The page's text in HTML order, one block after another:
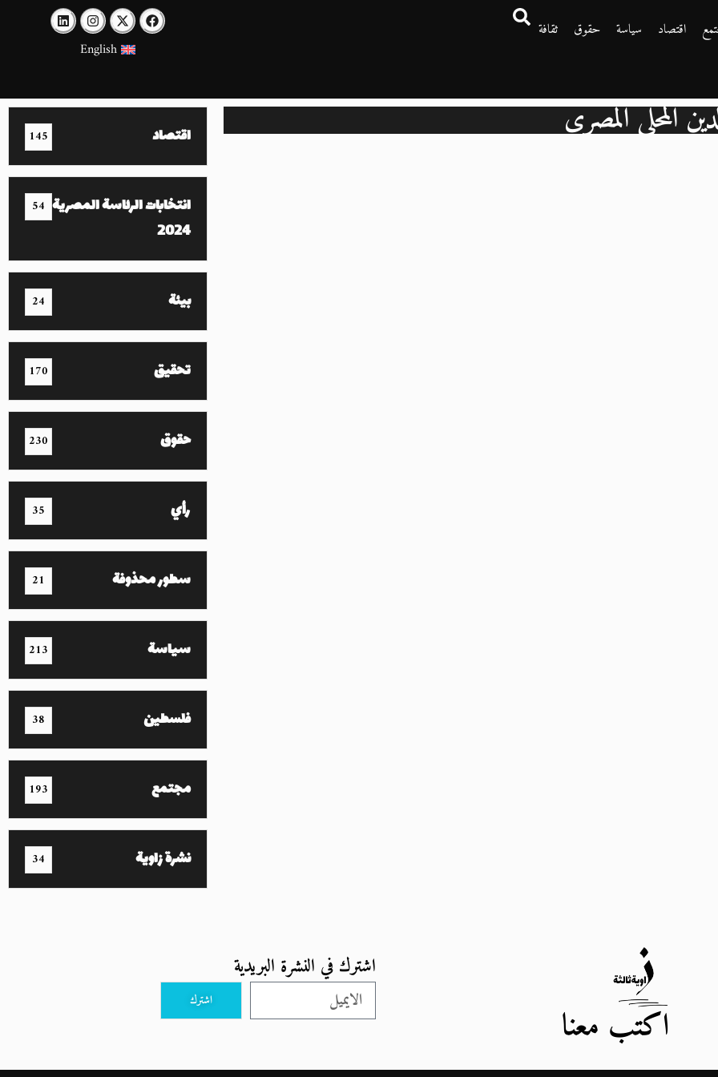
اقتصاد سياسة حقوق
ثقافة
English
المحلي المصري اقتصاد 145
انتخابات الرئاسة المصرية
2024
54
بيئة 24
تحقيق 170
حقوق 230
رأي 35
سطور محذوفة 21
سياسة 213
فلسطين 38
مجتمع 193
نشرة زاوية 34
اكتب معنا
اشترك في النشرة البريدية
اشترك